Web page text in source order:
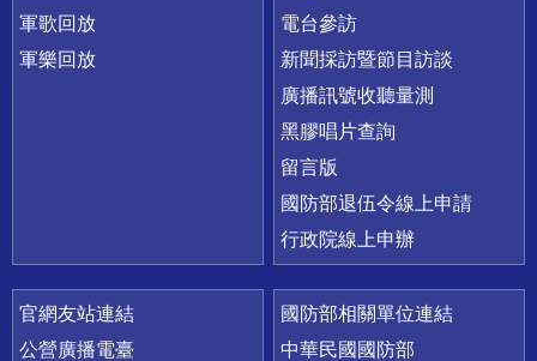
軍歌回放
軍樂回放
電台參訪
新聞採訪暨節目訪談
廣播訊號收聽量測
黑膠唱片查詢
留言版
國防部退伍令線上申請
行政院線上申辦
官網友站連結
公營廣播電臺
國防部相關單位連結
中華民國國防部